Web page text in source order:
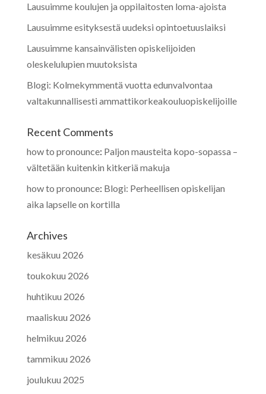
Lausuimme koulujen ja oppilaitosten loma-ajoista
Lausuimme esityksestä uudeksi opintoetuuslaiksi
Lausuimme kansainvälisten opiskelijoiden
oleskelulupien muutoksista
Blogi: Kolmekymmentä vuotta edunvalvontaa
valtakunnallisesti ammattikorkeakouluopiskelijoille
Recent Comments
how to pronounce: Paljon mausteita kopo-sopassa –
vältetään kuitenkin kitkeriä makuja
how to pronounce: Blogi: Perheellisen opiskelijan
aika lapselle on kortilla
Archives
kesäkuu 2026
toukokuu 2026
huhtikuu 2026
maaliskuu 2026
helmikuu 2026
tammikuu 2026
joulukuu 2025